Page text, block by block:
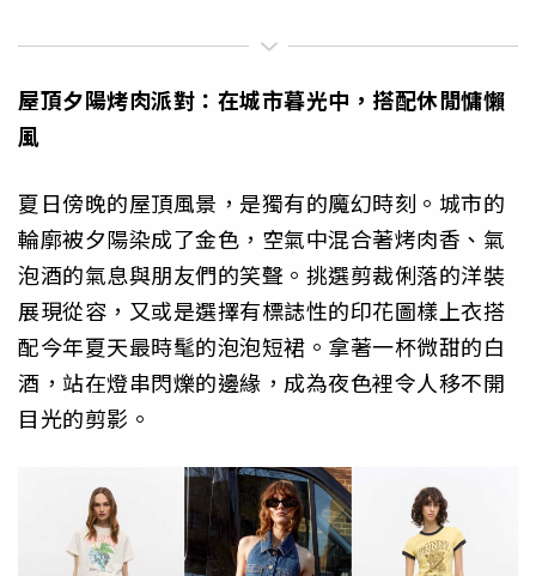
屋頂夕陽烤肉派對：在城市暮光中，搭配休閒慵懶
風
夏日傍晚的屋頂風景，是獨有的魔幻時刻。城市的
輪廓被夕陽染成了金色，空氣中混合著烤肉香、氣
泡酒的氣息與朋友們的笑聲。挑選剪裁俐落的洋裝
展現從容，又或是選擇有標誌性的印花圖樣上衣搭
配今年夏天最時髦的泡泡短裙。拿著一杯微甜的白
酒，站在燈串閃爍的邊緣，成為夜色裡令人移不開
目光的剪影。